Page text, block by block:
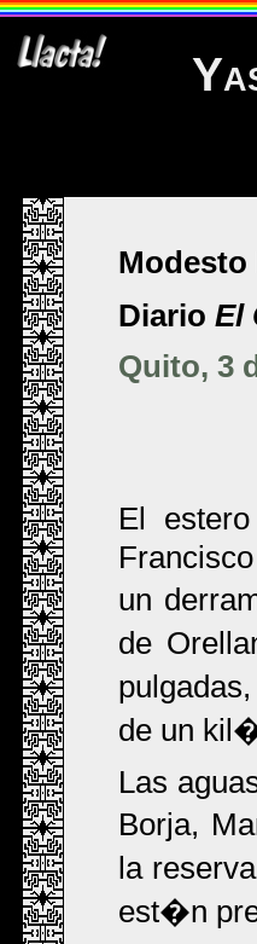
Modesto
Diario El
Quito, 3
El
un
de
de un
Las
Borja,
la
est�n